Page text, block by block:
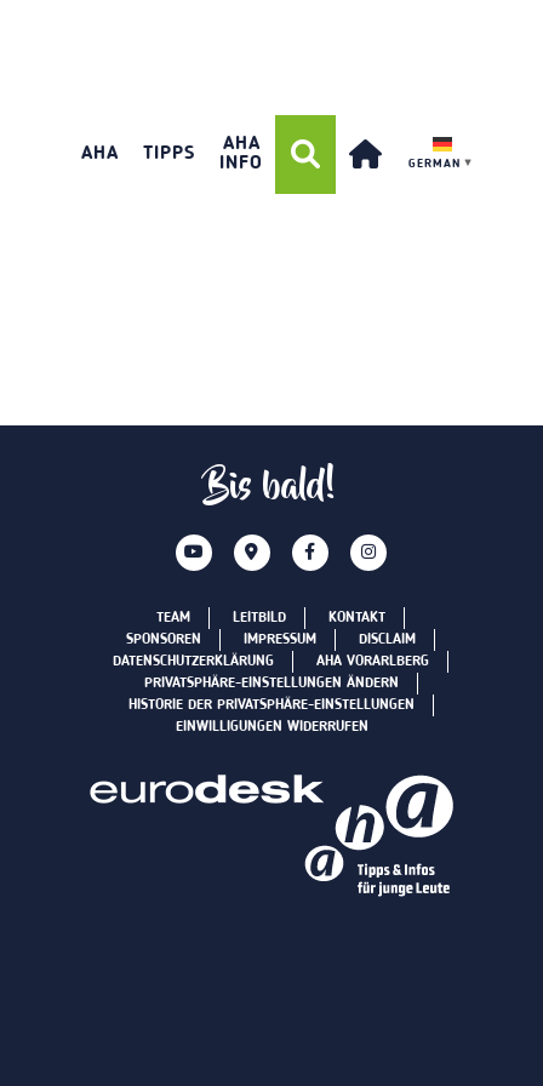
AHA TIPPS
AHA
INFO
GERMAN ▼
Bis bald!
TEAM LEITBILD
KONTAKT
SPONSOREN
IMPRESSUM
DISCLAIM
DATENSCHUTZERKLÄRUNG
AHA VORARLBERG
PRIVATSPHÄRE-EINSTELLUNGEN ÄNDERN
HISTORIE DER PRIVATSPHÄRE-EINSTELLUNGEN
EINWILLIGUNGEN WIDERRUFEN